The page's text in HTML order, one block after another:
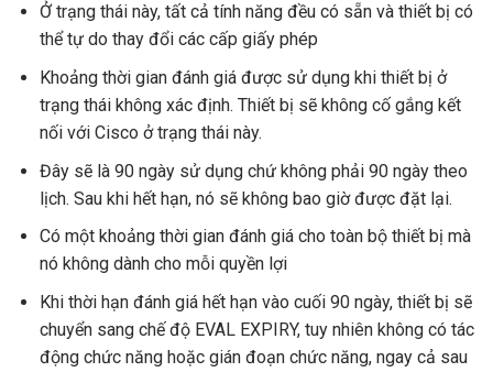
Ở trạng thái này, tất cả tính năng đều có sẵn và thiết bị có
thể tự do thay đổi các cấp giấy phép
Khoảng thời gian đánh giá được sử dụng khi thiết bị ở
trạng thái không xác định. Thiết bị sẽ không cố gắng kết
nối với Cisco ở trạng thái này.
Đây sẽ là 90 ngày sử dụng chứ không phải 90 ngày theo
lịch. Sau khi hết hạn, nó sẽ không bao giờ được đặt lại.
Có một khoảng thời gian đánh giá cho toàn bộ thiết bị mà
nó không dành cho mỗi quyền lợi
Khi thời hạn đánh giá hết hạn vào cuối 90 ngày, thiết bị sẽ
chuyển sang chế độ EVAL EXPIRY, tuy nhiên không có tác
động chức năng hoặc gián đoạn chức năng, ngay cả sau